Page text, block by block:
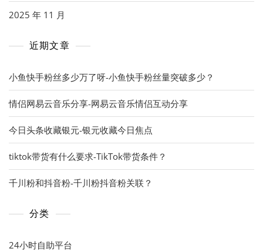
2025 年 11 月
近期文章
小鱼快手粉丝多少万了呀-小鱼快手粉丝量突破多少？
情侣网易云音乐分享-网易云音乐情侣互动分享
今日头条收藏银元-银元收藏今日焦点
tiktok带货有什么要求-TikTok带货条件？
千川粉和抖音粉-千川粉抖音粉关联？
分类
24小时自助平台